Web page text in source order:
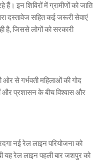
इन शिविरों में ग्रामीणों को जाति
दस्तावेज सहित कई जरूरी सेवाएं
है, जिससे लोगों को सरकारी
ओर से गर्भवती महिलाओं की गोद
और प्रशासन के बीच विश्वास और
नई रेल लाइन परियोजना को
यह रेल लाइन पहली बार जशपुर को